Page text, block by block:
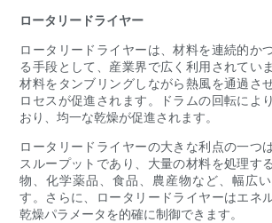
ロータリードライヤー
ロータリードライヤーは、材料を連続的か
る手段として、産業界で広く利用されてい
材料をタンブリングしながら熱風を通過さ
ロセスが促進されます。ドラムの回転によ
おり、均一な乾燥が促進されます。
ロータリードライヤーの大きな利点の一つ
スループットであり、大量の材料を処理す
物、化学薬品、食品、農産物など、幅広
す。さらに、ロータリードライヤーはエネ
乾燥パラメータを的確に制御できます。